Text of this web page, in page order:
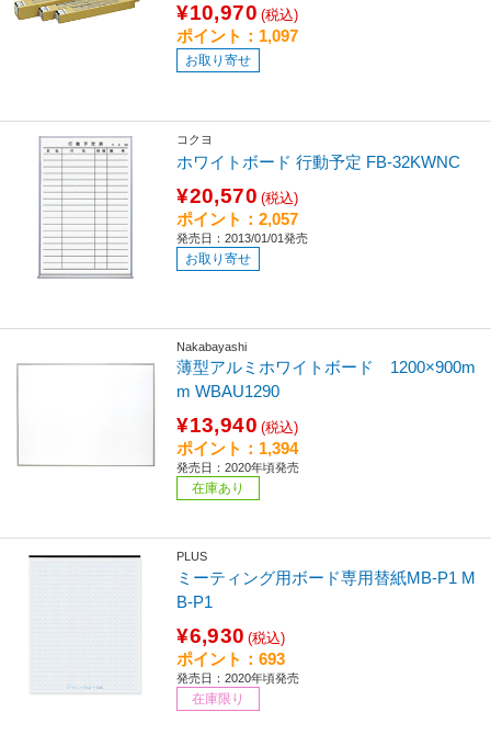
¥10,970 (税込)
ポイント：1,097
お取り寄せ
コクヨ
ホワイトボード 行動予定 FB-32KWNC
¥20,570 (税込)
ポイント：2,057
発売日：2013/01/01発売
お取り寄せ
Nakabayashi
薄型アルミホワイトボード 1200×900m
m WBAU1290
¥13,940 (税込)
ポイント：1,394
発売日：2020年頃発売
在庫あり
PLUS
ミーティング用ボード専用替紙MB-P1 M
B-P1
¥6,930 (税込)
ポイント：693
発売日：2020年頃発売
在庫限り